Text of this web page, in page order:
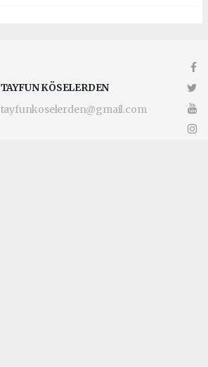
TAYFUN KÖSELERDEN
tayfunkoselerden@gmail.com